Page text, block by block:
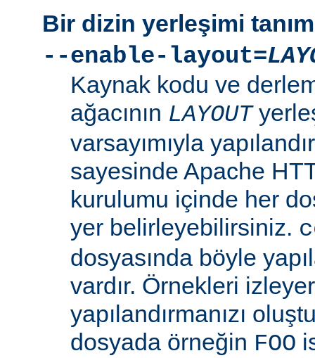
Bir dizin yerleşimi
--enable-layout=
Kaynak kodu ve
ağacının LAYOUT
varsayımıyla
sayesinde Apache
kurulumu içinde her
yer belirleyebilirsiniz.
dosyasında böyle
vardır. Örnekleri
yapılandırmanızı
dosyada örneğin FOO